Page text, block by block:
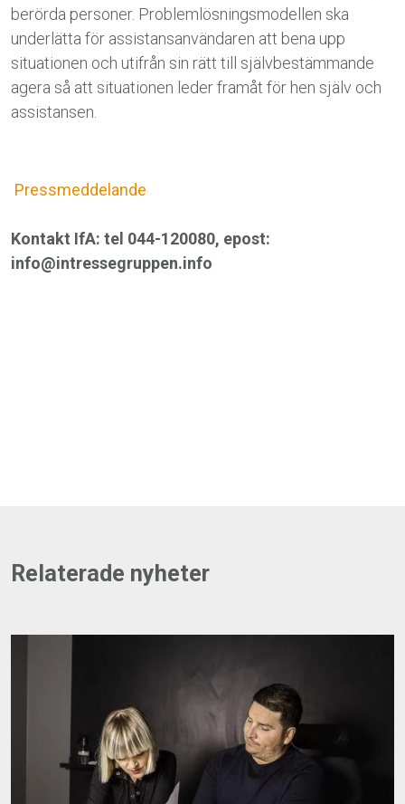
berörda personer. Problemlösningsmodellen ska
underlätta för assistansanvändaren att bena upp
situationen och utifrån sin rätt till självbestämmande
agera så att situationen leder framåt för hen själv och
assistansen.
Pressmeddelande
Kontakt IfA: tel 044-120080, epost:
info@intressegruppen.info
Relaterade nyheter